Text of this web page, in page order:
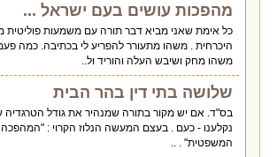
מהפכות עושים בעם ישראל ...
כל אימת שאני מביא דבר תורה עם משמעות פוליטית
היכרחית . משהו מתעורר להפריע לי בכתיבה. כמה
משהו מחק ושיבש העלה והוריד ול..
שלושה בתי דין בהר הבית
בס"ד. אם יש מקור בתורה שמנהיר את גודל הטרגדיה
נקלענו - כעם . בעצם המעשה הנלוז הקרוי : "המהפכה
המשפטית" . ..